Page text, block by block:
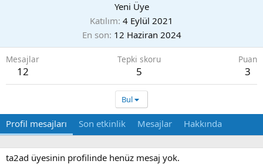
Yeni Üye
Katılım 4 Eylül 2021
En son 12 Haziran 2024
Mesajlar
12
Tepki skoru
5
Puan
3
Bul
Profil mesajları Son etkinlik Mesajlar Hakkında
ta2ad üyesinin profilinde henüz mesaj yok.